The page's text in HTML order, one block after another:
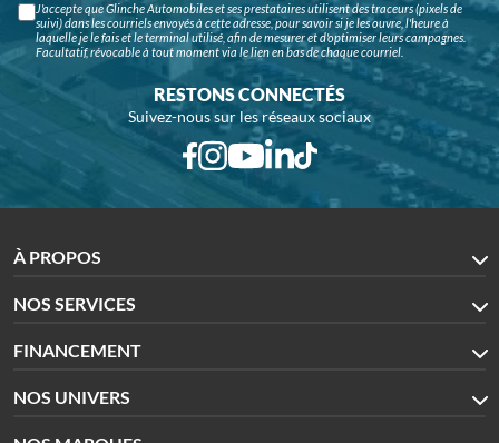
J'accepte que Glinche Automobiles et ses prestataires utilisent des traceurs (pixels de
suivi) dans les courriels envoyés à cette adresse, pour savoir si je les ouvre, l'heure à
laquelle je le fais et le terminal utilisé, afin de mesurer et d'optimiser leurs campagnes.
Facultatif, révocable à tout moment via le lien en bas de chaque courriel.
RESTONS CONNECTÉS
Suivez-nous sur les réseaux sociaux
À PROPOS
NOS SERVICES
FINANCEMENT
NOS UNIVERS